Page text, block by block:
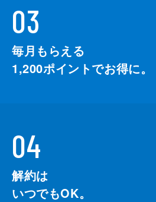
03
毎月もらえる
1,200ポイントでお得に。
04
解約は
いつでもOK。